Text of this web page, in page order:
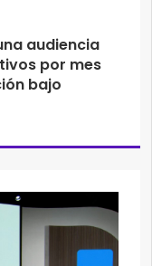
audiencia
por mes
bajo